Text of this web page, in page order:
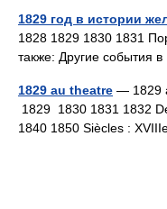
1829 год в истории
1828 1829 1830 1831
также: Другие события
1829 au theatre — 1829
1829 1830 1831 1832
1840 1850 Siècles :